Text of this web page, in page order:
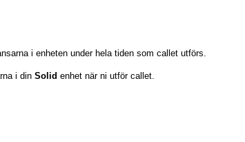
i enheten under hela tiden som callet utförs.
i din Solid enhet när ni utför callet.